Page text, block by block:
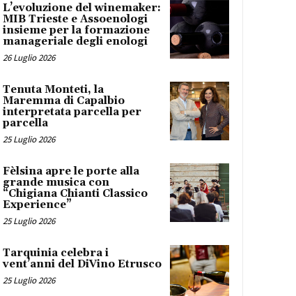
L’evoluzione del winemaker:
MIB Trieste e Assoenologi
insieme per la formazione
manageriale degli enologi
26 Luglio 2026
Tenuta Monteti, la
Maremma di Capalbio
interpretata parcella per
parcella
25 Luglio 2026
Fèlsina apre le porte alla
grande musica con
“Chigiana Chianti Classico
Experience”
25 Luglio 2026
Tarquinia celebra i
vent’anni del DiVino Etrusco
25 Luglio 2026